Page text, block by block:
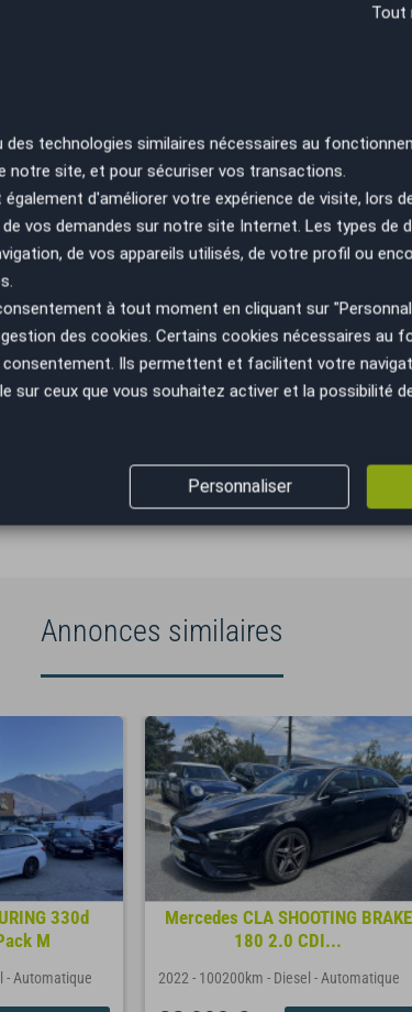
GESTION ADMINISTRATIVE
(cession, carte grise, non gage,...)
Annonces similaires
330d
M
- Automatique
Mercedes CLA SHOOTING BRAKE
180 2.0 CDI...
2022 - 100200km - Diesel - Automatique
Tout
technologies similaires nécessaires au
notre site, et pour sécuriser vos transactions.
d'améliorer votre expérience de visite, lors
vos demandes sur notre site Internet. Les types de
de vos appareils utilisés, de votre profil ou
à tout moment en cliquant sur
des cookies. Certains cookies nécessaires au
Ils permettent et facilitent votre
sur ceux que vous souhaitez activer et la possibilité
Personnaliser